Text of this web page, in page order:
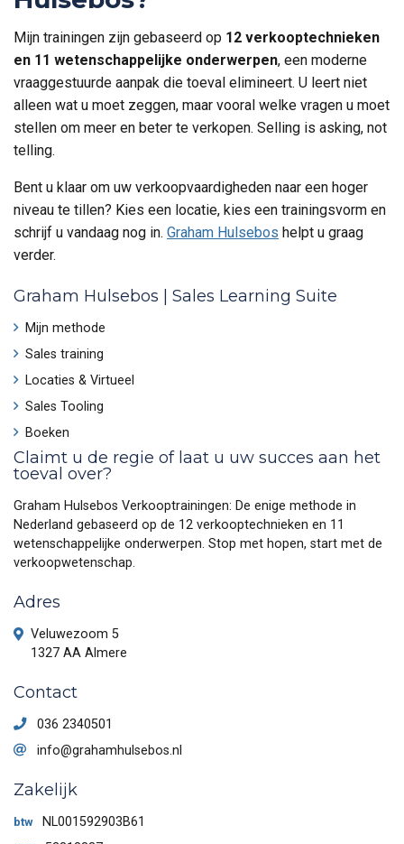
Mijn trainingen zijn gebaseerd op 12 verkooptechnieken
en 11 wetenschappelijke onderwerpen, een moderne
vraaggestuurde aanpak die toeval elimineert. U leert niet
alleen wat u moet zeggen, maar vooral welke vragen u moet
stellen om meer en beter te verkopen. Selling is asking, not
telling.
Bent u klaar om uw verkoopvaardigheden naar een hoger
niveau te tillen? Kies een locatie, kies een trainingsvorm en
schrijf u vandaag nog in. Graham Hulsebos helpt u graag
verder.
Graham Hulsebos | Sales Learning Suite
Mijn methode
Sales training
Locaties & Virtueel
Sales Tooling
Boeken
Claimt u de regie of laat u uw succes aan het
toeval over?
Graham Hulsebos Verkooptrainingen: De enige methode in
Nederland gebaseerd op de 12 verkooptechnieken en 11
wetenschappelijke onderwerpen. Stop met hopen, start met de
verkoopwetenschap.
Adres
Veluwezoom 5
1327 AA Almere
Contact
036 2340501
info@grahamhulsebos.nl
Zakelijk
btw NL001592903B61